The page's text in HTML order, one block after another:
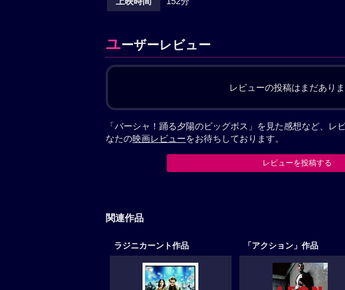
ユーザーレビュー
レビューの投稿はまだありま
「バーシャ！踊る夕陽のビッグボス」を見た感想など、レ
なたの映画レビューをお待ちしております。
レビューを投稿する
関連作品
ラジニカーント作品 「アクション」作品